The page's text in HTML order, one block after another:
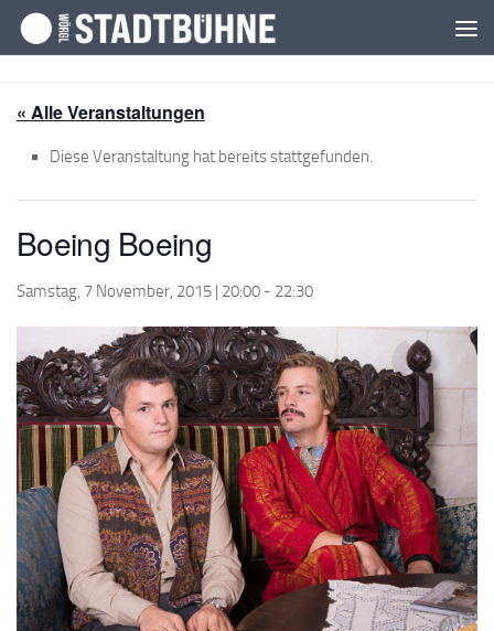
Zum Inhalt springen
« Alle Veranstaltungen
Diese Veranstaltung hat bereits stattgefunden.
Boeing Boeing
Samstag, 7 November, 2015 | 20:00 - 22:30